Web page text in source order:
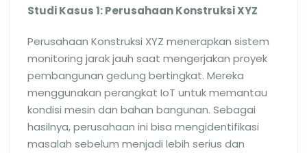
Studi Kasus 1: Perusahaan Konstruksi XYZ
Perusahaan Konstruksi XYZ menerapkan sistem
monitoring jarak jauh saat mengerjakan proyek
pembangunan gedung bertingkat. Mereka
menggunakan perangkat IoT untuk memantau
kondisi mesin dan bahan bangunan. Sebagai
hasilnya, perusahaan ini bisa mengidentifikasi
masalah sebelum menjadi lebih serius dan